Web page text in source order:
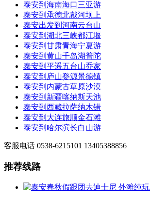
泰安到海南海口三亚游
泰安到承德北戴河坝上
泰安出发到河南云台山
泰安到湖北三峡都江堰
泰安到甘肃青海宁夏游
泰安到黄山千岛湖普陀
泰安到平遥五台山乔家
泰安到庐山婺源景德镇
泰安到内蒙古草原沙漠
泰安到新疆喀纳斯天池
泰安到西藏拉萨纳木错
泰安到大连旅顺金石滩
泰安到哈尔滨长白山游
客服电话 0538-6215101 13405388856
推荐线路